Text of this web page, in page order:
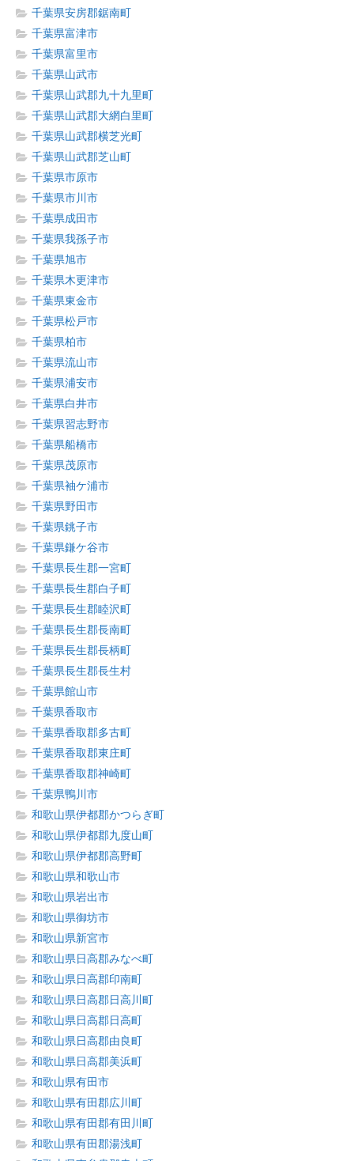
千葉県安房郡鋸南町
千葉県富津市
千葉県富里市
千葉県山武市
千葉県山武郡九十九里町
千葉県山武郡大網白里町
千葉県山武郡横芝光町
千葉県山武郡芝山町
千葉県市原市
千葉県市川市
千葉県成田市
千葉県我孫子市
千葉県旭市
千葉県木更津市
千葉県東金市
千葉県松戸市
千葉県柏市
千葉県流山市
千葉県浦安市
千葉県白井市
千葉県習志野市
千葉県船橋市
千葉県茂原市
千葉県袖ケ浦市
千葉県野田市
千葉県銚子市
千葉県鎌ケ谷市
千葉県長生郡一宮町
千葉県長生郡白子町
千葉県長生郡睦沢町
千葉県長生郡長南町
千葉県長生郡長柄町
千葉県長生郡長生村
千葉県館山市
千葉県香取市
千葉県香取郡多古町
千葉県香取郡東庄町
千葉県香取郡神崎町
千葉県鴨川市
和歌山県伊都郡かつらぎ町
和歌山県伊都郡九度山町
和歌山県伊都郡高野町
和歌山県和歌山市
和歌山県岩出市
和歌山県御坊市
和歌山県新宮市
和歌山県日高郡みなべ町
和歌山県日高郡印南町
和歌山県日高郡日高川町
和歌山県日高郡日高町
和歌山県日高郡由良町
和歌山県日高郡美浜町
和歌山県有田市
和歌山県有田郡広川町
和歌山県有田郡有田川町
和歌山県有田郡湯浅町